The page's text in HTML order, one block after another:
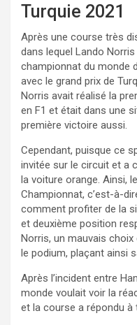
Turquie 2021
Après une course très
dans lequel Lando
championnat du monde
avec le grand prix de
Norris avait réalisé la
en F1 et était dans une
première victoire aussi.
Cependant, puisque ce
invitée sur le circuit et a
la voiture orange. Ainsi,
Championnat, c’est-à-
comment profiter de la
et deuxième position
Norris, un mauvais
le podium, plaçant ainsi
Après l’incident entre
monde voulait voir la
et la course a répondu